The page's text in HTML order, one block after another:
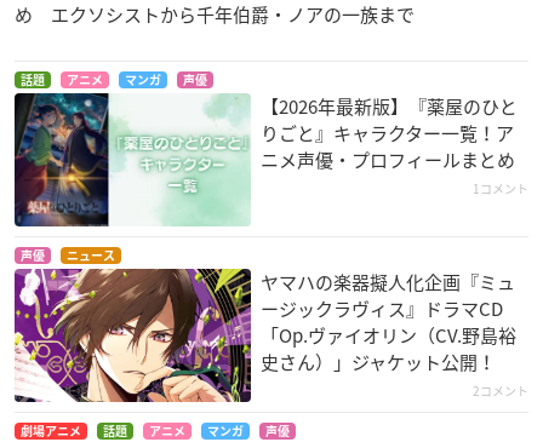
め エクソシストから千年伯爵・ノアの一族まで
話題 アニメ マンガ 声優
【2026年最新版】『薬屋のひと
りごと』キャラクター一覧！ア
ニメ声優・プロフィールまとめ
1コメント
声優 ニュース
ヤマハの楽器擬人化企画『ミュ
ージックラヴィス』ドラマCD
「Op.ヴァイオリン（CV.野島裕
史さん）」ジャケット公開！
2コメント
劇場アニメ 話題 アニメ マンガ 声優